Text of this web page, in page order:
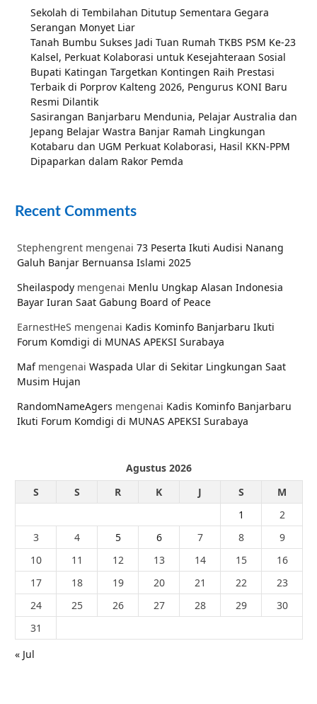
Sekolah di Tembilahan Ditutup Sementara Gegara
Serangan Monyet Liar
Tanah Bumbu Sukses Jadi Tuan Rumah TKBS PSM Ke-23
Kalsel, Perkuat Kolaborasi untuk Kesejahteraan Sosial
Bupati Katingan Targetkan Kontingen Raih Prestasi
Terbaik di Porprov Kalteng 2026, Pengurus KONI Baru
Resmi Dilantik
Sasirangan Banjarbaru Mendunia, Pelajar Australia dan
Jepang Belajar Wastra Banjar Ramah Lingkungan
Kotabaru dan UGM Perkuat Kolaborasi, Hasil KKN-PPM
Dipaparkan dalam Rakor Pemda
Recent Comments
Stephengrent mengenai 73 Peserta Ikuti Audisi Nanang
Galuh Banjar Bernuansa Islami 2025
Sheilaspody mengenai Menlu Ungkap Alasan Indonesia
Bayar Iuran Saat Gabung Board of Peace
EarnestHeS mengenai Kadis Kominfo Banjarbaru Ikuti
Forum Komdigi di MUNAS APEKSI Surabaya
Mafmengenai Waspada Ular di Sekitar Lingkungan Saat
Musim Hujan
RandomNameAgers mengenai Kadis Kominfo Banjarbaru
Ikuti Forum Komdigi di MUNAS APEKSI Surabaya
Agustus 2026
S
S R K J S
M
1
2
3
4 5 6 7 8
9
10
11 12 13 14 15
16
17
18 19 20 21 22
23
24
25 26 27 28 29
30
31
« Jul